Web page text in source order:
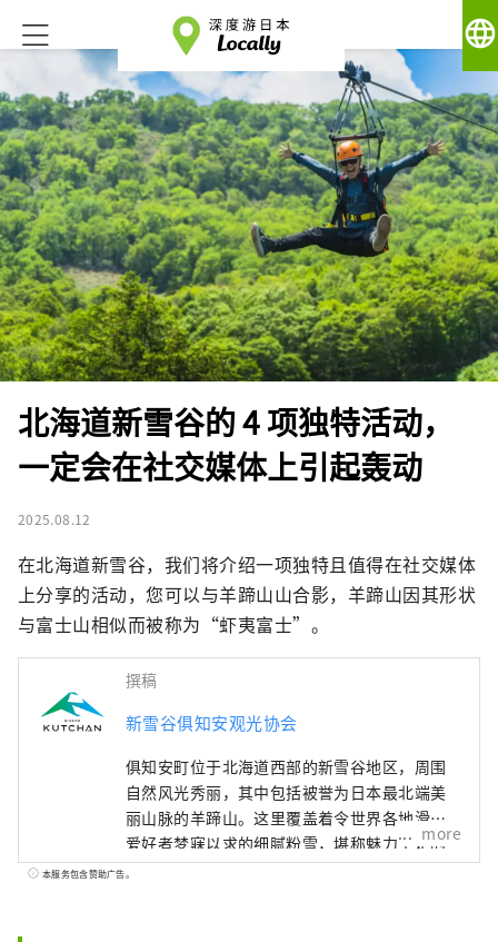
language
北海道新雪谷的 4 项独特活动，
一定会在社交媒体上引起轰动
2025.08.12
在北海道新雪谷，我们将介绍一项独特且值得在社交媒体
上分享的活动，您可以与羊蹄山山合影，羊蹄山因其形状
与富士山相似而被称为“虾夷富士”。
撰稿
新雪谷俱知安观光协会
俱知安町位于北海道西部的新雪谷地区，周围
自然风光秀丽，其中包括被誉为日本最北端美
丽山脉的羊蹄山。这里覆盖着令世界各地滑雪
爱好者梦寐以求的细腻粉雪，堪称魅力十足的
度假胜地，堪称“东洋圣莫里茨”。 本账号将
more
本服务包含赞助广告。